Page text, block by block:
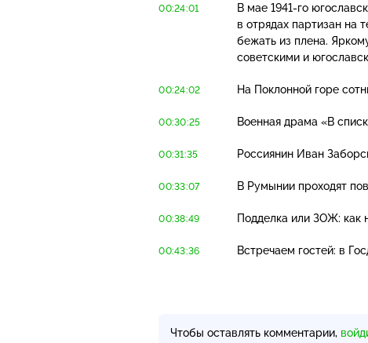
00:24:01 В мае 1941-го
в отрядах партизан на
бежать из плена.
советскими и
00:24:02 На Поклонной горе
00:30:25 Военная драма «В
00:31:35 Россиянин Иван
00:33:07 В Румынии проходят
00:38:49 Подделка или ЗОЖ: как
00:43:36 Встречаем гостей: в
Чтобы оставлять комментарии,